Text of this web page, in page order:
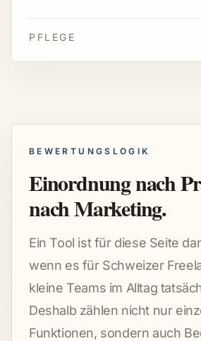
PFLEGE
BEWERTUNGSLOGIK
Einordnung nach
nach Marketing.
Ein Tool ist für diese Seite
wenn es für Schweizer
kleine Teams im Alltag
Deshalb zählen nicht nur
Funktionen, sondern auch